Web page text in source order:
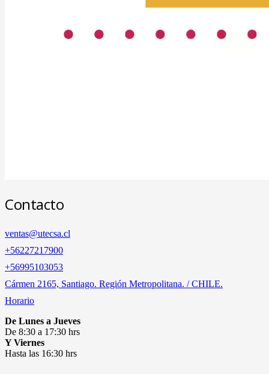
Contacto
ventas@utecsa.cl
+56227217900
‎+56995103053
Cármen 2165, Santiago. Región Metropolitana. / CHILE.
Horario
De Lunes a Jueves
De 8:30 a 17:30 hrs
Y Viernes
Hasta las 16:30 hrs